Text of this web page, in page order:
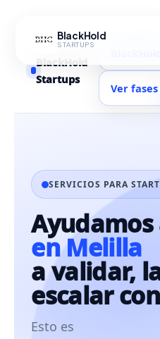
contenido BlackHold
STARTUPS
BlackHold
Startups
Ver fases
SERVICIOS PARA
Ayudamos
en Melilla
a validar,
escalar
Esto es